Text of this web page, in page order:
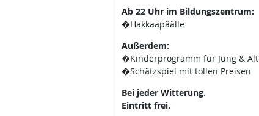
Ab 22 Uhr im Bildungszentrum:
�Hakkaapäälle
Außerdem:
�Kinderprogramm für Jung & Alt
�Schätzspiel mit tollen Preisen
Bei jeder Witterung.
Eintritt frei.